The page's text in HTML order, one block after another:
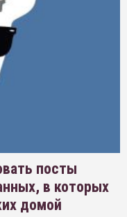
посты
в которых
домой